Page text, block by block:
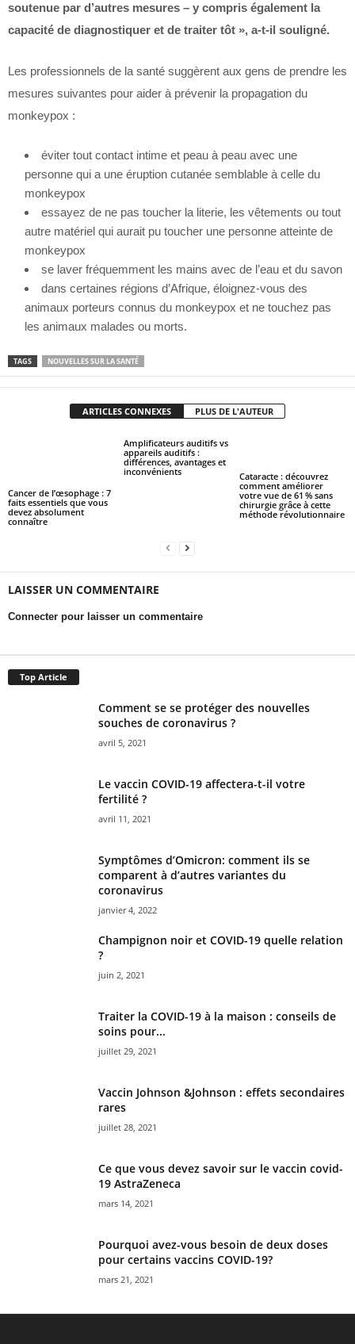
soutenue par d’autres mesures – y compris également la
capacité de diagnostiquer et de traiter tôt », a-t-il souligné.
Les professionnels de la santé suggèrent aux gens de prendre les
mesures suivantes pour aider à prévenir la propagation du
monkeypox :
éviter tout contact intime et peau à peau avec une
personne qui a une éruption cutanée semblable à celle du
monkeypox
essayez de ne pas toucher la literie, les vêtements ou tout
autre matériel qui aurait pu toucher une personne atteinte de
monkeypox
se laver fréquemment les mains avec de l’eau et du savon
dans certaines régions d’Afrique, éloignez-vous des
animaux porteurs connus du monkeypox et ne touchez pas
les animaux malades ou morts.
TAGS NOUVELLES SUR LA SANTÉ
ARTICLES CONNEXES PLUS DE L'AUTEUR
Cancer de l’œsophage : 7
faits essentiels que vous
devez absolument
connaître
Amplificateurs auditifs vs
appareils auditifs :
différences, avantages et
inconvénients
Cataracte : découvrez
comment améliorer
votre vue de 61 % sans
chirurgie grâce à cette
méthode révolutionnaire
LAISSER UN COMMENTAIRE
Connecter pour laisser un commentaire
Top Article
Comment se se protéger des nouvelles
souches de coronavirus ?
avril 5, 2021
Le vaccin COVID-19 affectera-t-il votre
fertilité ?
avril 11, 2021
Symptômes d’Omicron: comment ils se
comparent à d’autres variantes du
coronavirus
janvier 4, 2022
Champignon noir et COVID-19 quelle relation
?
juin 2, 2021
Traiter la COVID-19 à la maison : conseils de
soins pour...
juillet 29, 2021
Vaccin Johnson &Johnson : effets secondaires
rares
juillet 28, 2021
Ce que vous devez savoir sur le vaccin covid-
19 AstraZeneca
mars 14, 2021
Pourquoi avez-vous besoin de deux doses
pour certains vaccins COVID-19?
mars 21, 2021